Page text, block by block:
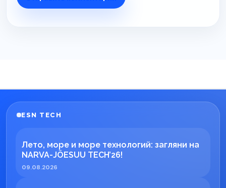
ESN TECH
Лето, море и море технологий: загляни на
NARVA-JÕESUU TECH’26!
09.08.2026